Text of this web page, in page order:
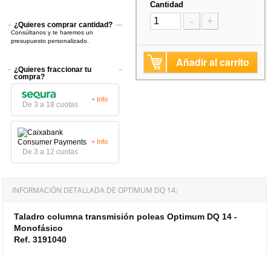
¿Quieres comprar cantidad?
Consúltanos y te haremos un
presupuesto personalizado.
¿Quieres fraccionar tu
compra?
De 3 a 18 cuotas
+ Info
De 3 a 12 cuotas
+ Info
Cantidad
- +
Añadir al carrito
INFORMACIÓN DETALLADA DE OPTIMUM DQ 14:
Taladro columna transmisión poleas Optimum DQ 14 -
Monofásico
Ref. 3191040